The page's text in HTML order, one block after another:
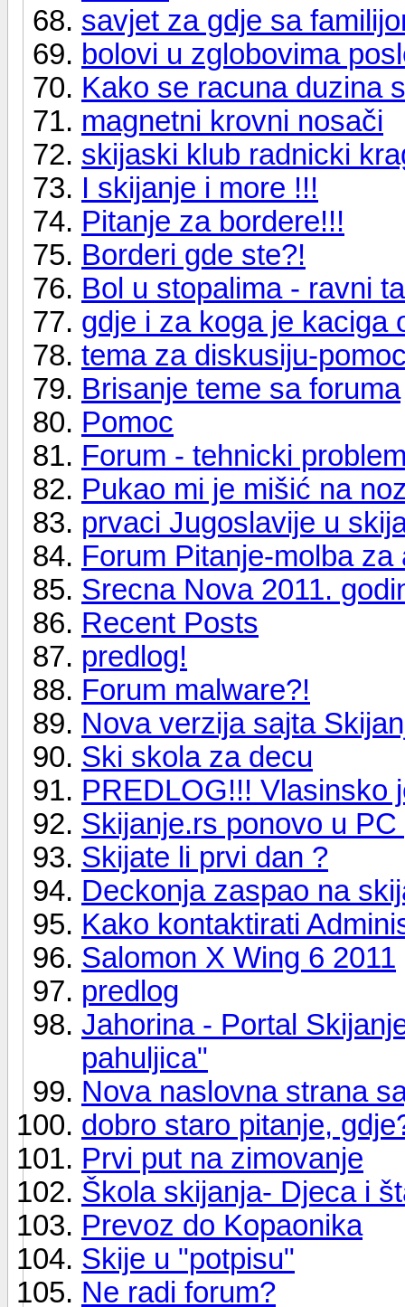
savjet za gdje sa
bolovi u zglobovima
Kako se racuna duzina
magnetni krovni nosači
skijaski klub radnicki
I skijanje i more !!!
Pitanje za bordere!!!
Borderi gde ste?!
Bol u stopalima - ravni
gdje i za koga je kaciga
tema za diskusiju-
Brisanje teme sa foruma
Pomoc
Forum - tehnicki
Pukao mi je mišić na
prvaci Jugoslavije u
Forum Pitanje-molba za
Srecna Nova 2011.
Recent Posts
predlog!
Forum malware?!
Nova verzija sajta
Ski skola za decu
PREDLOG!!! Vlasinsko
Skijanje.rs ponovo u
Skijate li prvi dan ?
Deckonja zaspao na
Kako kontaktirati
Salomon X Wing 6 2011
predlog
Jahorina - Portal
pahuljica"
Nova naslovna strana
dobro staro pitanje,
Prvi put na zimovanje
Škola skijanja- Djeca i
Prevoz do Kopaonika
Skije u "potpisu"
Ne radi forum?